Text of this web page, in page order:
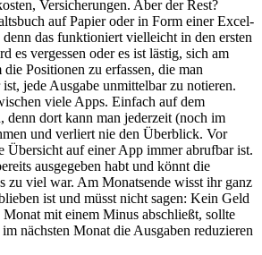
Versicherungen. Aber der Rest?
auf Papier oder in Form einer Excel-
das funktioniert vielleicht in den ersten
rd es vergessen oderes ist lästig, sich am
Positionen zu erfassen, die man
ist, jede Ausgabe unmittelbar zu notieren.
viele Apps. Einfach auf dem
denn dort kann man jederzeit (noch im
und verliert nie den Überblick. Vor
Übersicht auf einer App immer abrufbar ist.
ausgegeben habt und könnt die
zu viel war. Am Monatsende wisst ihr ganz
ist und müsst nicht sagen: Kein Geld
mit einem Minus abschließt, sollte
nächsten Monat die Ausgaben reduzieren